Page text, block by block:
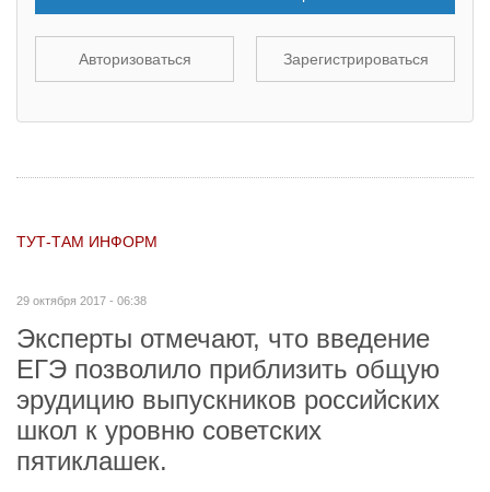
Авторизоваться Зарегистрироваться
ТУТ-ТАМ ИНФОРМ
29 октября 2017 - 06:38
Эксперты отмечают, что введение
ЕГЭ позволило приблизить общую
эрудицию выпускников российских
школ к уровню советских
пятиклашек.